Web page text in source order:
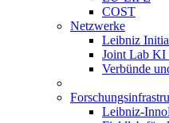
COST
Netzwerke
Leibniz
Joint Lab KI
Verbünde
Leibniz-